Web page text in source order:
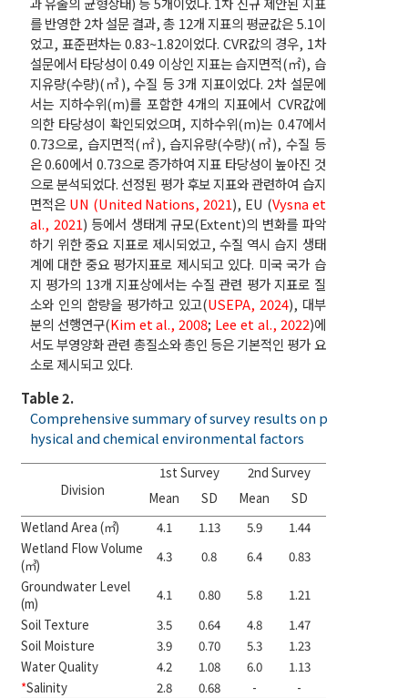
를 반영한 2차 설문 결과, 총 12개 지표의 평균값은 5.1이
었고, 표준편차는 0.83~1.82이었다. CVR값의 경우, 1차
설문에서 타당성이 0.49 이상인 지표는 습지면적(㎡), 습
지유량(수량)(㎥), 수질 등 3개 지표이었다. 2차 설문에
서는 지하수위(m)를 포함한 4개의 지표에서 CVR값에
의한 타당성이 확인되었으며, 지하수위(m)는 0.47에서
0.73으로, 습지면적(㎡), 습지유량(수량)(㎥), 수질 등
은 0.60에서 0.73으로 증가하여 지표 타당성이 높아진 것
으로 분석되었다. 선정된 평가 후보 지표와 관련하여 습지
면적은 UN (United Nations, 2021), EU (Vysna et
al., 2021) 등에서 생태계 규모(Extent)의 변화를 파악
하기 위한 중요 지표로 제시되었고, 수질 역시 습지 생태
계에 대한 중요 평가지표로 제시되고 있다. 미국 국가 습
지 평가의 13개 지표상에서는 수질 관련 평가 지표로 질
소와 인의 함량을 평가하고 있고(USEPA, 2024), 대부
분의 선행연구(Kim et al., 2008; Lee et al., 2022)에
서도 부영양화 관련 총질소와 총인 등은 기본적인 평가 요
소로 제시되고 있다.
Table 2.
Comprehensive summary of survey results on p
hysical and chemical environmental factors
Division
1st Survey 2nd Survey
Mean
SD Mean SD
Wetland Area (㎡)
4.1 1.13 5.9 1.44
Wetland Flow Volume
(㎥)
4.3 0.8 6.4 0.83
Groundwater Level
(m)
4.1 0.80 5.8 1.21
Soil Texture
3.5 0.64 4.8 1.47
Soil Moisture
3.9 0.70 5.3 1.23
Water Quality
4.2 1.08 6.0 1.13
*Salinity 2.8 0.68 - -